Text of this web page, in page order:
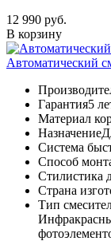
12 990 руб.
В корзину
Автоматический
Гарантия5
Материал
Назначение
Система
Способ
Стилистика
Страна
Тип